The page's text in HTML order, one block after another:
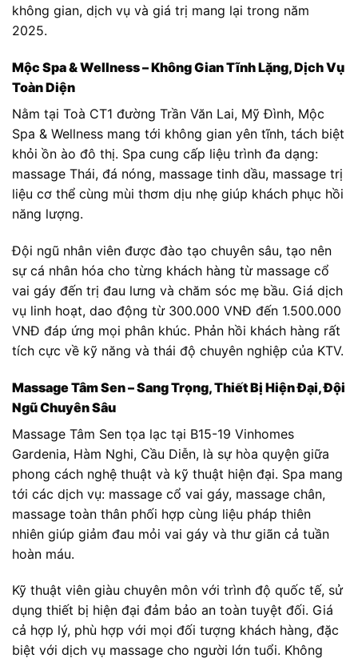
không gian, dịch vụ và giá trị mang lại trong năm
2025.
Mộc Spa & Wellness – Không Gian Tĩnh Lặng, Dịch Vụ
Toàn Diện
Nằm tại Toà CT1 đường Trần Văn Lai, Mỹ Đình, Mộc
Spa & Wellness mang tới không gian yên tĩnh, tách biệt
khỏi ồn ào đô thị. Spa cung cấp liệu trình đa dạng:
massage Thái, đá nóng, massage tinh dầu, massage trị
liệu cơ thể cùng mùi thơm dịu nhẹ giúp khách phục hồi
năng lượng.
Đội ngũ nhân viên được đào tạo chuyên sâu, tạo nên
sự cá nhân hóa cho từng khách hàng từ massage cổ
vai gáy đến trị đau lưng và chăm sóc mẹ bầu. Giá dịch
vụ linh hoạt, dao động từ 300.000 VNĐ đến 1.500.000
VNĐ đáp ứng mọi phân khúc. Phản hồi khách hàng rất
tích cực về kỹ năng và thái độ chuyên nghiệp của KTV.
Massage Tâm Sen – Sang Trọng, Thiết Bị Hiện Đại, Đội
Ngũ Chuyên Sâu
Massage Tâm Sen tọa lạc tại B15-19 Vinhomes
Gardenia, Hàm Nghi, Cầu Diễn, là sự hòa quyện giữa
phong cách nghệ thuật và kỹ thuật hiện đại. Spa mang
tới các dịch vụ: massage cổ vai gáy, massage chân,
massage toàn thân phối hợp cùng liệu pháp thiên
nhiên giúp giảm đau mỏi vai gáy và thư giãn cả tuần
hoàn máu.
Kỹ thuật viên giàu chuyên môn với trình độ quốc tế, sử
dụng thiết bị hiện đại đảm bảo an toàn tuyệt đối. Giá
cả hợp lý, phù hợp với mọi đối tượng khách hàng, đặc
biệt với dịch vụ massage cho người lớn tuổi. Không